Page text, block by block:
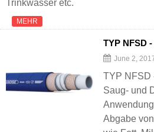
Trinkwasser etc.
MEHR
June 2,
TYP NFSD
Saug- und
Abgabe